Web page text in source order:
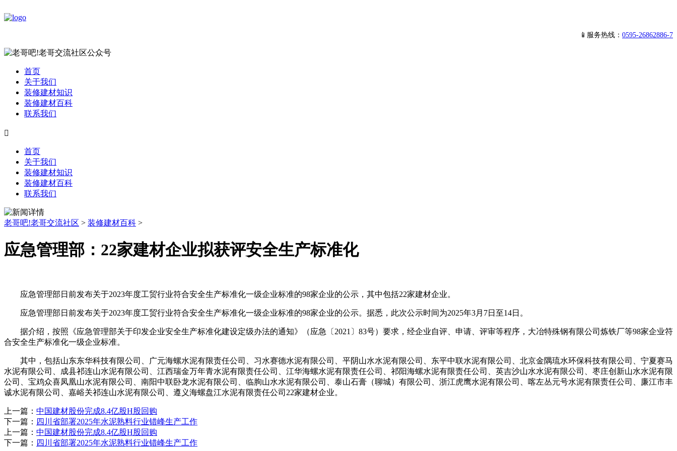
📱服务热线： 0595-26862886-7
首页
关于我们
装修建材知识
装修建材百科
联系我们

首页
关于我们
装修建材知识
装修建材百科
联系我们
老哥吧!老哥交流社区 > 装修建材百科 >
应急管理部：22家建材企业拟获评安全生产标准化
应急管理部日前发布关于2023年度工贸行业符合安全生产标准化一级企业标准的98家企业的公示，其中包括22家建材企业。
应急管理部日前发布关于2023年度工贸行业符合安全生产标准化一级企业标准的98家企业的公示。据悉，此次公示时间为2025年3月7日至14日。
据介绍，按照《应急管理部关于印发企业安全生产标准化建设定级办法的通知》（应急〔2021〕83号）要求，经企业自评、申请、评审等程序，大冶特殊钢有限公司炼铁厂等98家企业符
合安全生产标准化一级企业标准。
其中，包括山东东华科技有限公司、广元海螺水泥有限责任公司、习水赛德水泥有限公司、平阴山水水泥有限公司、东平中联水泥有限公司、北京金隅琉水环保科技有限公司、宁夏赛马
水泥有限公司、成县祁连山水泥有限公司、江西瑞金万年青水泥有限责任公司、江华海螺水泥有限责任公司、祁阳海螺水泥有限责任公司、英吉沙山水水泥有限公司、枣庄创新山水水泥有限
公司、宝鸡众喜凤凰山水泥有限公司、南阳中联卧龙水泥有限公司、临朐山水水泥有限公司、泰山石膏（聊城）有限公司、浙江虎鹰水泥有限公司、喀左丛元号水泥有限责任公司、廉江市丰
诚水泥有限公司、嘉峪关祁连山水泥有限公司、遵义海螺盘江水泥有限责任公司22家建材企业。
上一篇： 中国建材股份完成8.4亿股H股回购
下一篇： 四川省部署2025年水泥熟料行业错峰生产工作
上一篇： 中国建材股份完成8.4亿股H股回购
下一篇： 四川省部署2025年水泥熟料行业错峰生产工作